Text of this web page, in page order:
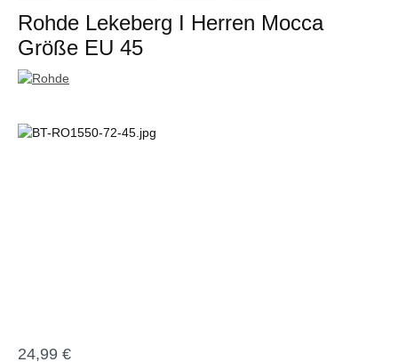
Rohde Lekeberg I Herren Mocca
Größe EU 45
Bildergalerie überspringen
24,99 €